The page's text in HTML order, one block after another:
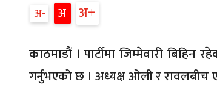
अ अ अ
काठमाडौं । पार्टीमा जिम्मेवारी
गर्नुभएको छ । अध्यक्ष ओली र रावलबीच